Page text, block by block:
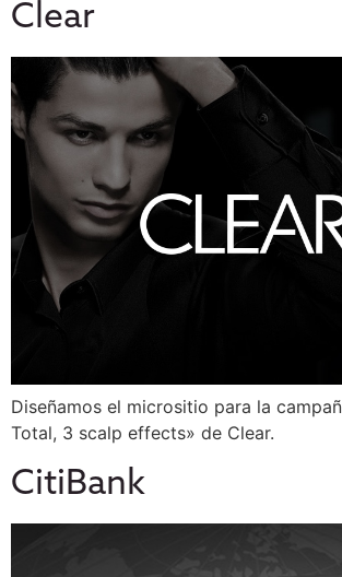
Clear
Diseñamos el micrositio para la
Total, 3 scalp effects» de Clear.
CitiBank